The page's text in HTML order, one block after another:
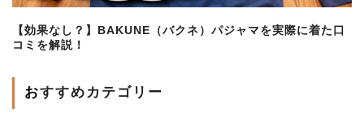
【効果なし？】BAKUNE（バクネ）パジャマを実際に着た口
コミを解説！
おすすめカテゴリー